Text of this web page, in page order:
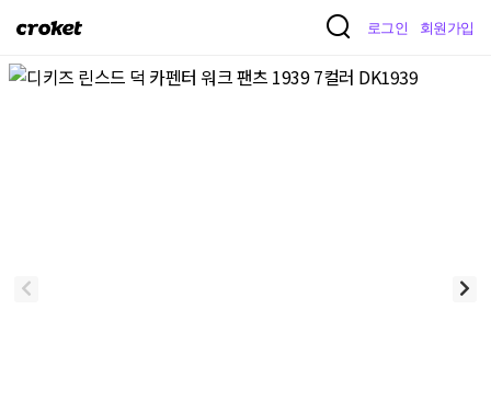
크
켓
로그인 회원가입